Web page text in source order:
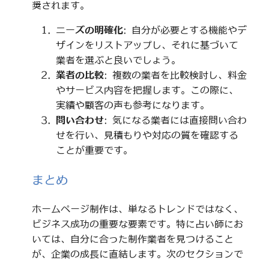
奨されます。
ニーズの明確化: 自分が必要とする機能やデ
ザインをリストアップし、それに基づいて
業者を選ぶと良いでしょう。
業者の比較: 複数の業者を比較検討し、料金
やサービス内容を把握します。この際に、
実績や顧客の声も参考になります。
問い合わせ: 気になる業者には直接問い合わ
せを行い、見積もりや対応の質を確認する
ことが重要です。
まとめ
ホームページ制作は、単なるトレンドではなく、
ビジネス成功の重要な要素です。特に占い師にお
いては、自分に合った制作業者を見つけること
が、企業の成長に直結します。次のセクションで